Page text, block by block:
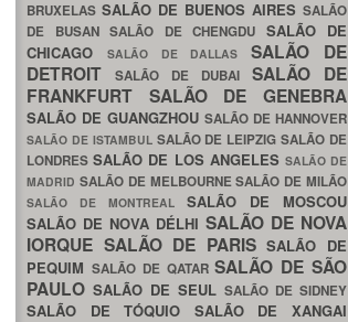
BRUXELAS SALÃO DE BUENOS AIRES SALÃO
DE BUSAN SALÃO DE CHENGDU SALÃO DE
CHICAGO
SALÃO DE DALLASSALÃO DE
DETROIT
SALÃO DE DUBAI SALÃO DE
FRANKFURT SALÃO DE GENEBRA
SALÃO DE GUANGZHOU SALÃO DE HANNOVER
SALÃO DE ISTAMBUL SALÃO DE LEIPZIGSALÃO DE
LONDRESSALÃO DE LOS ANGELES SALÃO DE
MADRID SALÃO DE MELBOURNESALÃO DE MILÃO
SALÃO DE MONTREAL SALÃO DE MOSCOU
SALÃO DE NOVA DÉLHI SALÃO DE NOVA
IORQUE SALÃO DE PARISSALÃO DE
PEQUIM SALÃO DE QATARSALÃO DE SÃO
PAULO SALÃO DE SEUL SALÃO DE SIDNEY
SALÃO DE TÓQUIO SALÃO DE XANGAI